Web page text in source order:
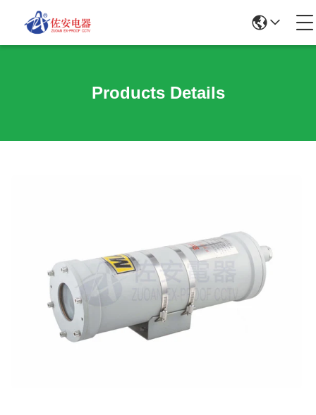
Products Details